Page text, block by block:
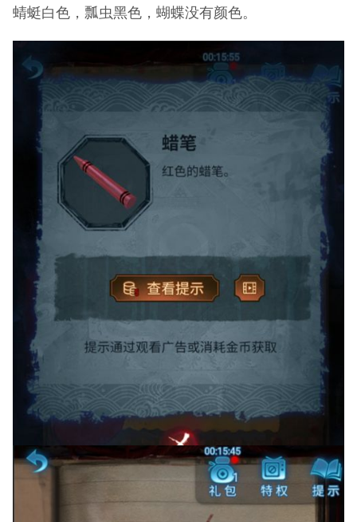
蜻蜓白色，瓢虫黑色，蝴蝶没有颜色。